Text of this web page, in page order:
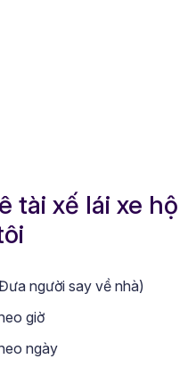
tài xế lái xe hộ
người say về nhà)
giờ
ngày